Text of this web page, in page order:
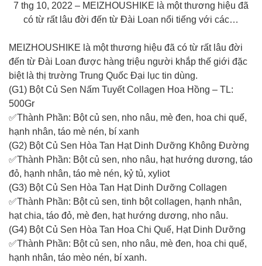
7 thg 10, 2022 – MEIZHOUSHIKE là một thương hiệu đã
có từ rất lâu đời đến từ Đài Loan nổi tiếng với các…
MEIZHOUSHIKE là một thương hiệu đã có từ rất lâu đời
đến từ Đài Loan được hàng triệu người khắp thế giới đặc
biệt là thị trường Trung Quốc Đại lục tin dùng.
(G1) Bột Củ Sen Nấm Tuyết Collagen Hoa Hồng – TL:
500Gr
✅Thành Phần: Bột củ sen, nho nâu, mè đen, hoa chi quế,
hạnh nhân, táo mè nén, bí xanh
(G2) Bột Củ Sen Hòa Tan Hạt Dinh Dưỡng Không Đường
✅Thành Phần: Bột củ sen, nho nâu, hạt hướng dương, táo
đỏ, hạnh nhân, táo mè nén, kỷ tủ, xyliot
(G3) Bột Củ Sen Hòa Tan Hạt Dinh Dưỡng Collagen
✅Thành Phần: Bột củ sen, tinh bột collagen, hạnh nhân,
hạt chia, táo đỏ, mè đen, hạt hướng dương, nho nâu.
(G4) Bột Củ Sen Hòa Tan Hoa Chi Quế, Hạt Dinh Dưỡng
✅Thành Phần: Bột củ sen, nho nâu, mè đen, hoa chi quế,
hạnh nhân, táo mèo nén, bí xanh.